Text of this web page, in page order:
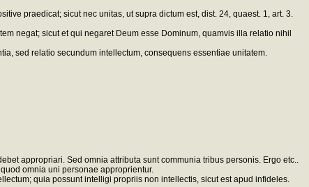
praedicat; sicut nec unitas, ut supra dictum est, dist. 24, quaest. 1, art. 3.
negat; sicut et qui negaret Deum esse Dominum, quamvis illa relatio nihil
sed relatio secundum intellectum, consequens essentiae unitatem.
appropriari. Sed omnia attributa sunt communia tribus personis. Ergo etc..
omnia uni personae approprientur.
quia possunt intelligi propriis non intellectis, sicut est apud infideles.